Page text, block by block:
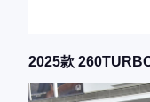
2025款